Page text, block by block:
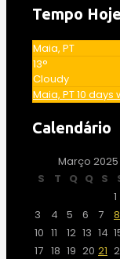
Tempo Hoje
Maia, PT
13°
Cloudy
Maia, PT10 days
Calendário
Março 2025
S
T Q Q S
1
3
4 5 6 7 8
10 11 12 13 14
17 18 19 20 21